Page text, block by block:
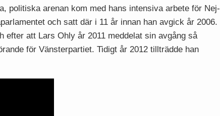
politiska arenan kom med hans intensiva arbete för Nej-
och satt där i 11 år innan han avgick år 2006.
efter att Lars Ohly år 2011 meddelat sin avgång så
för Vänsterpartiet. Tidigt år 2012 tillträdde han